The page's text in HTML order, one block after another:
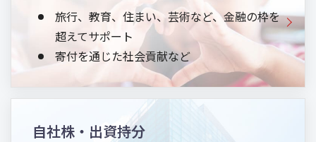
旅行、教育、住まい、芸術など、金融の枠を
超えてサポート
寄付を通じた社会貢献など
自社株・出資持分